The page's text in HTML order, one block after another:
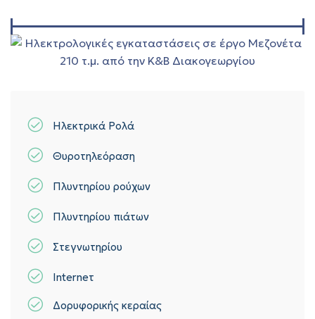
Ηλεκτρικά Ρολά
Θυροτηλεόραση
Πλυντηρίου ρούχων
Πλυντηρίου πιάτων
Στεγνωτηρίου
Interneτ
Δορυφορικής κεραίας